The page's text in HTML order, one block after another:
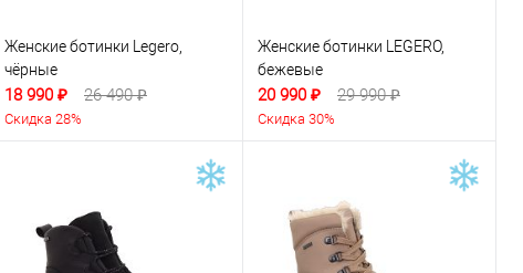
Женские ботинки Legero,
чёрные
18 990 ₽ 26 490 ₽
Скидка 28%
Женские ботинки LEGERO,
бежевые
20 990 ₽ 29 990 ₽
Скидка 30%